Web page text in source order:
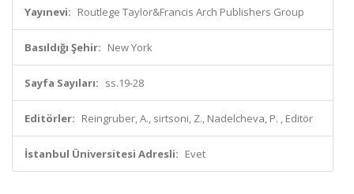
Yayınevi: Routlege Taylor&Francis Arch Publishers Group
Basıldığı Şehir: New York
Sayfa Sayıları: ss.19-28
Editörler: Reingruber, A., sirtsoni, Z., Nadelcheva, P. , Editör
İstanbul Üniversitesi Adresli: Evet